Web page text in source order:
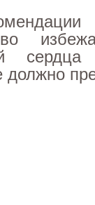
сердца
должно